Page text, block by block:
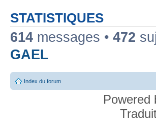
STATISTIQUES
614 messages • 472
GAEL
Index du forum
Powered